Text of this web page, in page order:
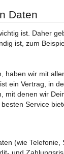
Daten
ist. Daher
ist, zum
haben wir mit
ein Vertrag, in
mit denen wir
Service
(wie Telefonie,